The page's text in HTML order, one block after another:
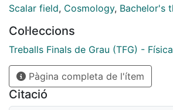
Scalar field, Cosmology, Bachelor's
Col·leccions
Treballs Finals de Grau (TFG) - Física
Pàgina completa de l'ítem
Citació